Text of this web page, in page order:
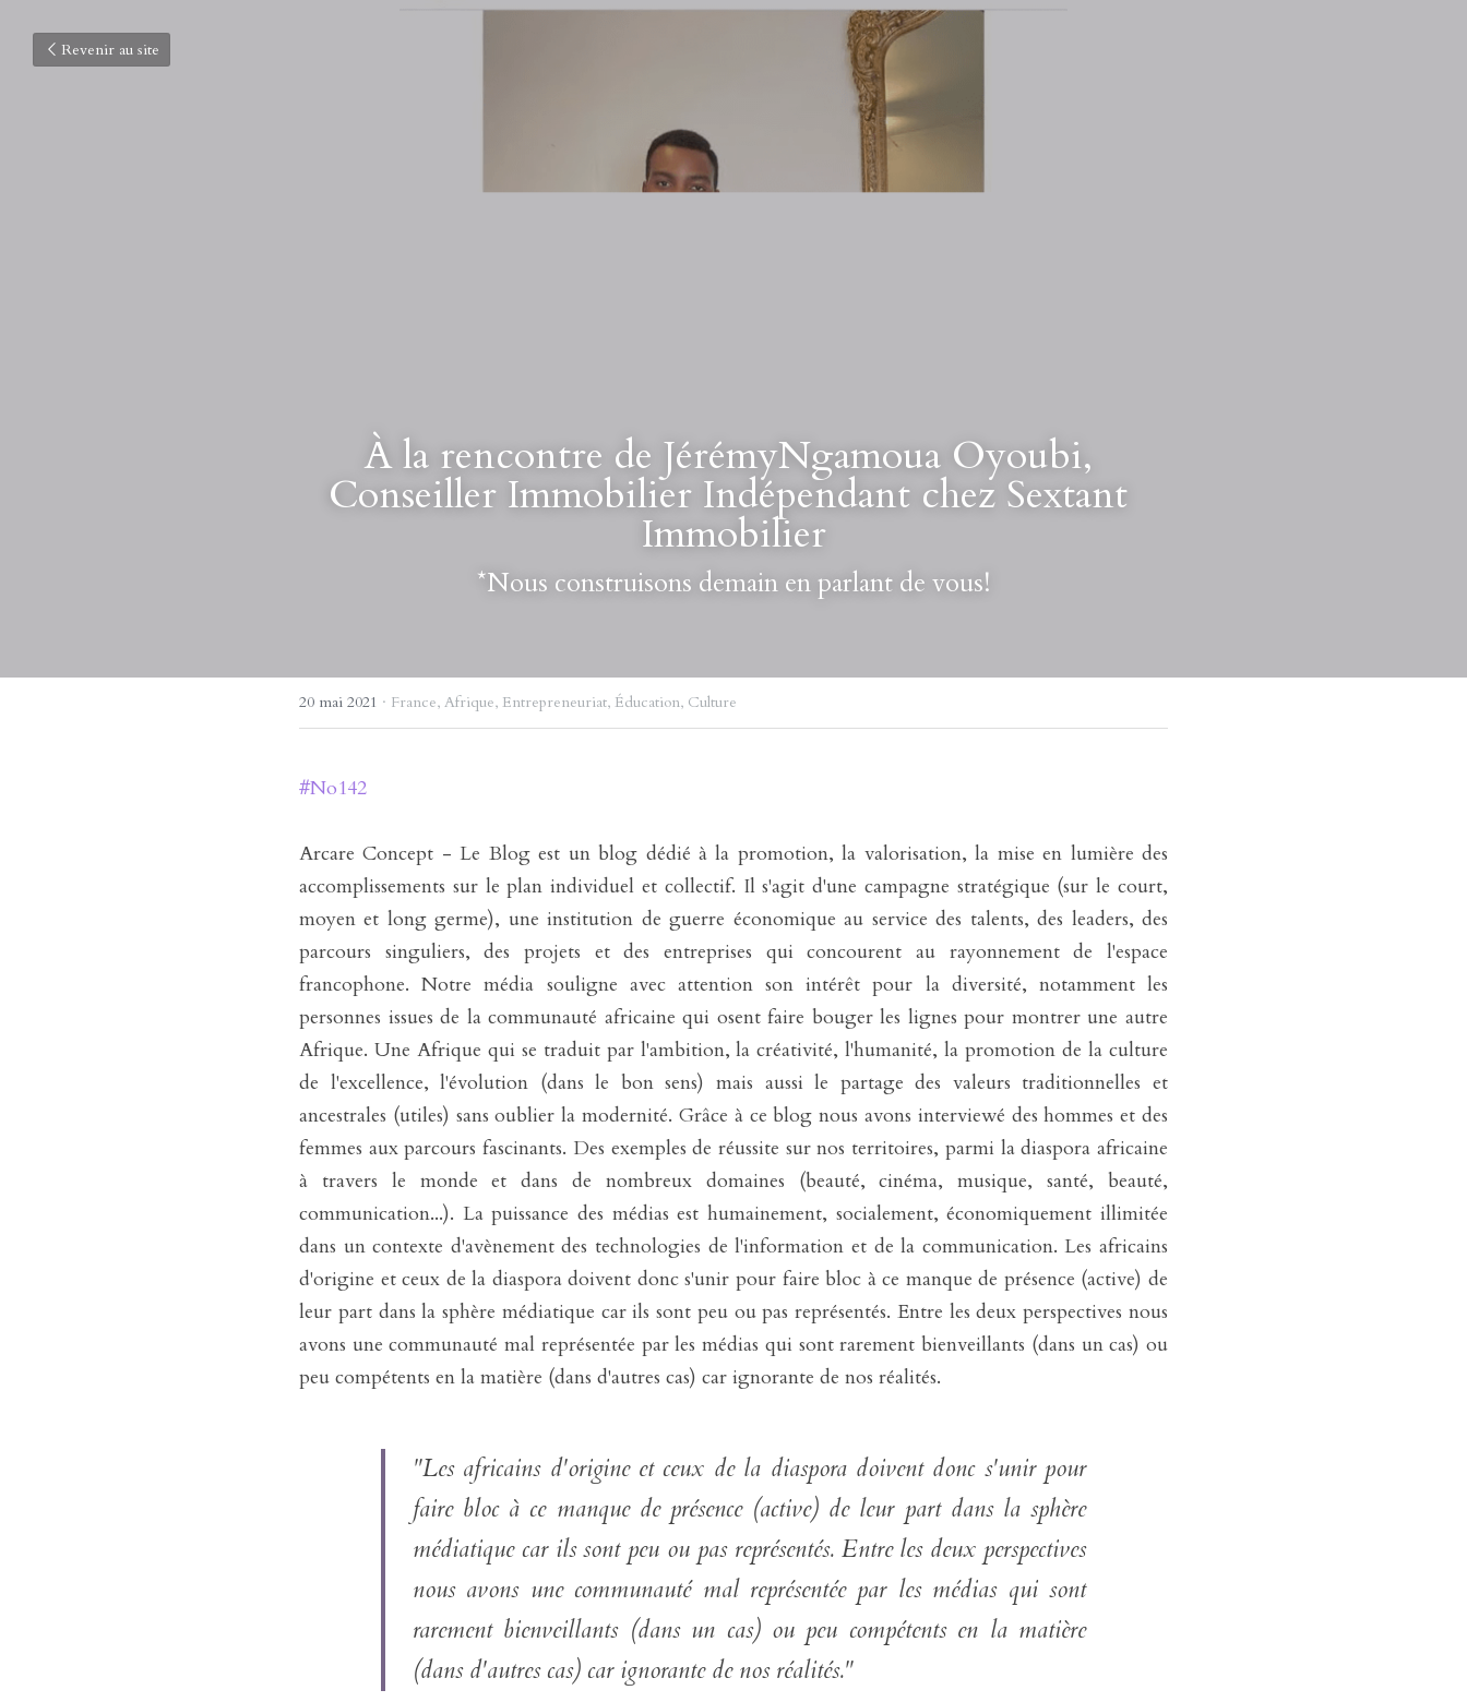
Revenir au site
À la rencontre de JérémyNgamoua Oyoubi,
Conseiller Immobilier Indépendant chez Sextant
Immobilier
*Nous construisons demain en parlant de vous!
20 mai 2021 · France, Afrique, Entrepreneuriat, Éducation, Culture
#No142
Arcare Concept - Le Blog est un blog dédié à la promotion, la valorisation, la mise en lumière des
accomplissements sur le plan individuel et collectif. Il s'agit d'une campagne stratégique (sur le court,
moyen et long germe), une institution de guerre économique au service des talents, des leaders, des
parcours singuliers, des projets et des entreprises qui concourent au rayonnement de l'espace
francophone. Notre média souligne avec attention son intérêt pour la diversité, notamment les
personnes issues de la communauté africaine qui osent faire bouger les lignes pour montrer une autre
Afrique. Une Afrique qui se traduit par l'ambition, la créativité, l'humanité, la promotion de la culture
de l'excellence, l'évolution (dans le bon sens) mais aussi le partage des valeurs traditionnelles et
ancestrales (utiles) sans oublier la modernité. Grâce à ce blog nous avons interviewé des hommes et des
femmes aux parcours fascinants. Des exemples de réussite sur nos territoires, parmi la diaspora africaine
à travers le monde et dans de nombreux domaines (beauté, cinéma, musique, santé, beauté,
communication...). La puissance des médias est humainement, socialement, économiquement illimitée
dans un contexte d'avènement des technologies de l'information et de la communication. Les africains
d'origine et ceux de la diaspora doivent donc s'unir pour faire bloc à ce manque de présence (active) de
leur part dans la sphère médiatique car ils sont peu ou pas représentés. Entre les deux perspectives nous
avons une communauté mal représentée par les médias qui sont rarement bienveillants (dans un cas) ou
peu compétents en la matière (dans d'autres cas) car ignorante de nos réalités.
"Les africains d'origine et ceux de la diaspora doivent donc s'unir pour
faire bloc à ce manque de présence (active) de leur part dans la sphère
médiatique car ils sont peu ou pas représentés. Entre les deux perspectives
nous avons une communauté mal représentée par les médias qui sont
rarement bienveillants (dans un cas) ou peu compétents en la matière
(dans d'autres cas) car ignorante de nos réalités."